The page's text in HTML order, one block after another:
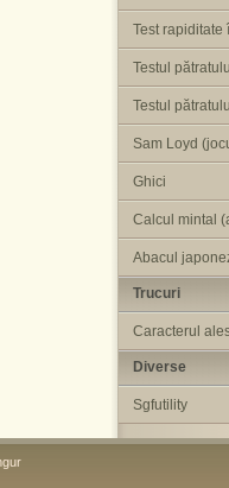
Test rapiditate
Testul
Testul
Sam Loyd
Ghici
Calcul mintal
Abacul
Trucuri
Caracterul
Diverse
Sgfutility